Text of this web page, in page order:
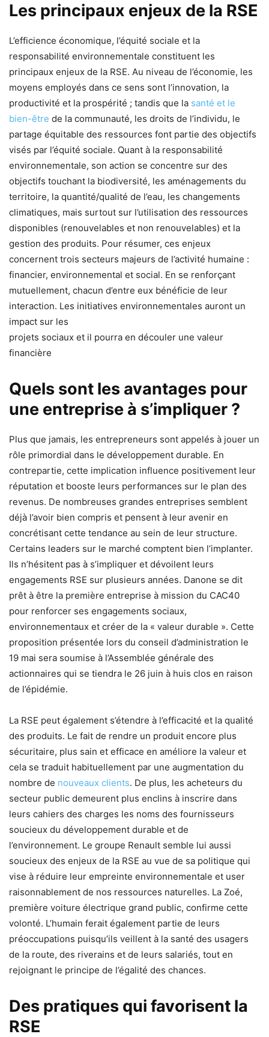
Les principaux enjeux de la RSE
L’efficience économique, l’équité sociale et la
responsabilité environnementale constituent les
principaux enjeux de la RSE. Au niveau de l’économie, les
moyens employés dans ce sens sont l’innovation, la
productivité et la prospérité ; tandis que la santé et le
bien-être de la communauté, les droits de l’individu, le
partage équitable des ressources font partie des objectifs
visés par l’équité sociale. Quant à la responsabilité
environnementale, son action se concentre sur des
objectifs touchant la biodiversité, les aménagements du
territoire, la quantité/qualité de l’eau, les changements
climatiques, mais surtout sur l’utilisation des ressources
disponibles (renouvelables et non renouvelables) et la
gestion des produits. Pour résumer, ces enjeux
concernent trois secteurs majeurs de l’activité humaine :
financier, environnemental et social. En se renforçant
mutuellement, chacun d’entre eux bénéficie de leur
interaction. Les initiatives environnementales auront un
impact sur les
projets sociaux et il pourra en découler une valeur
financière
Quels sont les avantages pour
une entreprise à s’impliquer ?
Plus que jamais, les entrepreneurs sont appelés à jouer un
rôle primordial dans le développement durable. En
contrepartie, cette implication influence positivement leur
réputation et booste leurs performances sur le plan des
revenus. De nombreuses grandes entreprises semblent
déjà l’avoir bien compris et pensent à leur avenir en
concrétisant cette tendance au sein de leur structure.
Certains leaders sur le marché comptent bien l’implanter.
Ils n’hésitent pas à s’impliquer et dévoilent leurs
engagements RSE sur plusieurs années. Danone se dit
prêt à être la première entreprise à mission du CAC40
pour renforcer ses engagements sociaux,
environnementaux et créer de la « valeur durable ». Cette
proposition présentée lors du conseil d’administration le
19 mai sera soumise à l’Assemblée générale des
actionnaires qui se tiendra le 26 juin à huis clos en raison
de l’épidémie.
La RSE peut également s’étendre à l’efficacité et la qualité
des produits. Le fait de rendre un produit encore plus
sécuritaire, plus sain et efficace en améliore la valeur et
cela se traduit habituellement par une augmentation du
nombre de nouveaux clients. De plus, les acheteurs du
secteur public demeurent plus enclins à inscrire dans
leurs cahiers des charges les noms des fournisseurs
soucieux du développement durable et de
l’environnement. Le groupe Renault semble lui aussi
soucieux des enjeux de la RSE au vue de sa politique qui
vise à réduire leur empreinte environnementale et user
raisonnablement de nos ressources naturelles. La Zoé,
première voiture électrique grand public, confirme cette
volonté. L’humain ferait également partie de leurs
préoccupations puisqu’ils veillent à la santé des usagers
de la route, des riverains et de leurs salariés, tout en
rejoignant le principe de l’égalité des chances.
Des pratiques qui favorisent la
RSE